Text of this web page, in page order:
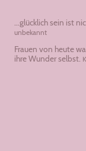
...glücklich sein ist
unbekannt
Frauen von heute
ihre Wunder selbst.